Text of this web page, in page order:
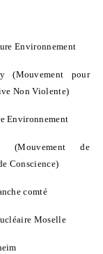
Environnement
(Mouvement pour
Non Violente)
Environnement
(Mouvement de
Conscience)
comté
Moselle